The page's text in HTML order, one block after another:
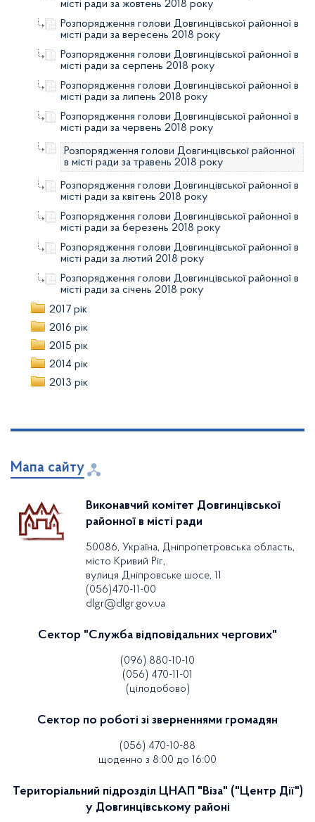
місті ради за жовтень 2018 року
Розпорядження голови Довгинцівської районної в
місті ради за вересень 2018 року
Розпорядження голови Довгинцівської районної в
місті ради за серпень 2018 року
Розпорядження голови Довгинцівської районної в
місті ради за липень 2018 року
Розпорядження голови Довгинцівської районної в
місті ради за червень 2018 року
Розпорядження голови Довгинцівської районної
в місті ради за травень 2018 року
Розпорядження голови Довгинцівської районної в
місті ради за квітень 2018 року
Розпорядження голови Довгинцівської районної в
місті ради за березень 2018 року
Розпорядження голови Довгинцівської районної в
місті ради за лютий 2018 року
Розпорядження голови Довгинцівської районної в
місті ради за січень 2018 року
2017 рік
2016 рік
2015 рік
2014 рік
2013 рік
Мапа сайту
Виконавчий комітет Довгинцівської
районної в місті ради
50086, Україна, Дніпропетровська область,
місто Кривий Ріг,
вулиця Дніпровське шосе, 11
(056)470-11-00
dlgr@dlgr.gov.ua
Сектор "Служба відповідальних чергових"
(096) 880-10-10
(056) 470-11-01
(цілодобово)
Сектор по роботі зі зверненнями громадян
(056) 470-10-88
щоденно з 8:00 до 16:00
Територіальний підрозділ ЦНАП "Віза" ("Центр Дії")
у Довгинцівському районі